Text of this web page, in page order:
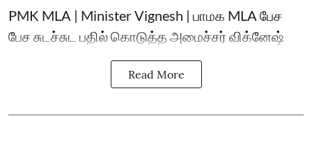
PMK MLA | Minister Vignesh | பாமக MLA பேச
பேச சுடச்சுட பதில் கொடுத்த அமைச்சர் விக்னேஷ்
Read More